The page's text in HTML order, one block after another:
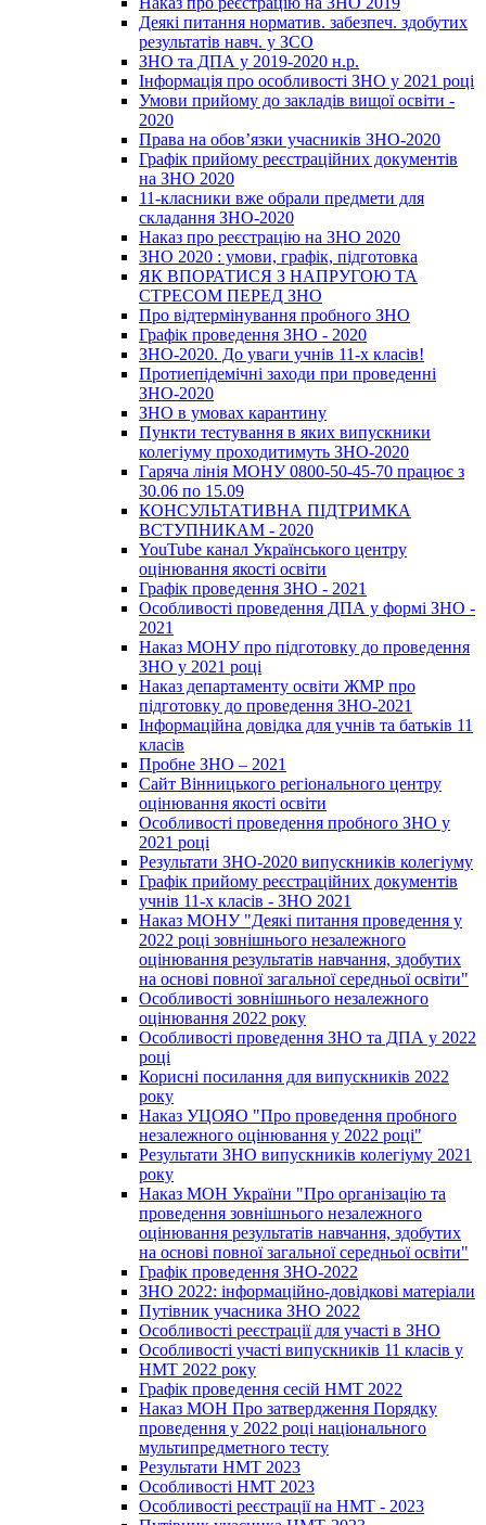
Деякі питання норматив. забезпеч. здобутих
результатів навч. у ЗСО
ЗНО та ДПА у 2019-2020 н.р.
Інформація про особливості ЗНО у 2021 році
Умови прийому до закладів вищої освіти -
2020
Права на обов’язки учасників ЗНО-2020
Графік прийому реєстраційних документів
на ЗНО 2020
11-класники вже обрали предмети для
складання ЗНО-2020
Наказ про реєстрацію на ЗНО 2020
ЗНО 2020 : умови, графік, підготовка
ЯК ВПОРАТИСЯ З НАПРУГОЮ ТА
СТРЕСОМ ПЕРЕД ЗНО
Про відтермінування пробного ЗНО
Графік проведення ЗНО - 2020
ЗНО-2020. До уваги учнів 11-х класів!
Протиепідемічні заходи при проведенні
ЗНО-2020
ЗНО в умовах карантину
Пункти тестування в яких випускники
колегіуму проходитимуть ЗНО-2020
Гаряча лінія МОНУ 0800-50-45-70 працює з
30.06 по 15.09
КОНСУЛЬТАТИВНА ПІДТРИМКА
ВСТУПНИКАМ - 2020
YouTube канал Українського центру
оцінювання якості освіти
Графік проведення ЗНО - 2021
Особливості проведення ДПА у формі ЗНО -
2021
Наказ МОНУ про підготовку до проведення
ЗНО у 2021 році
Наказ департаменту освіти ЖМР про
підготовку до проведення ЗНО-2021
Інформаційна довідка для учнів та батьків 11
класів
Пробне ЗНО – 2021
Сайт Вінницького регіонального центру
оцінювання якості освіти
Особливості проведення пробного ЗНО у
2021 році
Результати ЗНО-2020 випускників колегіуму
Графік прийому реєстраційних документів
учнів 11-х класів - ЗНО 2021
Наказ МОНУ "Деякі питання проведення у
2022 році зовнішнього незалежного
оцінювання результатів навчання, здобутих
на основі повної загальної середньої освіти"
Особливості зовнішнього незалежного
оцінювання 2022 року
Особливості проведення ЗНО та ДПА у 2022
році
Корисні посилання для випускників 2022
року
Наказ УЦОЯО "Про проведення пробного
незалежного оцінювання у 2022 році"
Результати ЗНО випускників колегіуму 2021
року
Наказ МОН України "Про організацію та
проведення зовнішнього незалежного
оцінювання результатів навчання, здобутих
на основі повної загальної середньої освіти"
Графік проведення ЗНО-2022
ЗНО 2022: інформаційно-довідкові матеріали
Путівник учасника ЗНО 2022
Особливості реєстрації для участі в ЗНО
Особливості участі випускників 11 класів у
НМТ 2022 року
Графік проведення сесій НМТ 2022
Наказ МОН Про затвердження Порядку
проведення у 2022 році національного
мультипредметного тесту
Результати НМТ 2023
Особливості НМТ 2023
Особливості реєстрації на НМТ - 2023